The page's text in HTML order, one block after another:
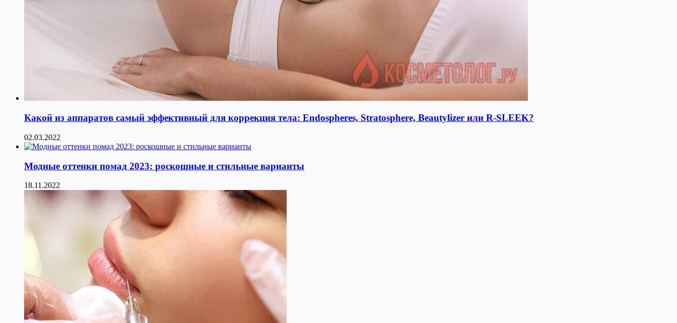
Какой из аппаратов самый эффективный для коррекция тела: Endospheres, Stratosphere, Beautylizer или R-SLEEK?
02.03.2022
Модные оттенки помад 2023: роскошные и стильные варианты
18.11.2022